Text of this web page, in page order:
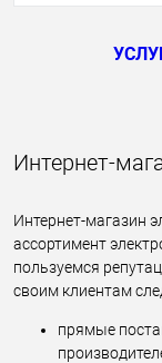
Интернет-
Интернет-магазин
ассортимент
пользуемся
своим клиентам
прямые